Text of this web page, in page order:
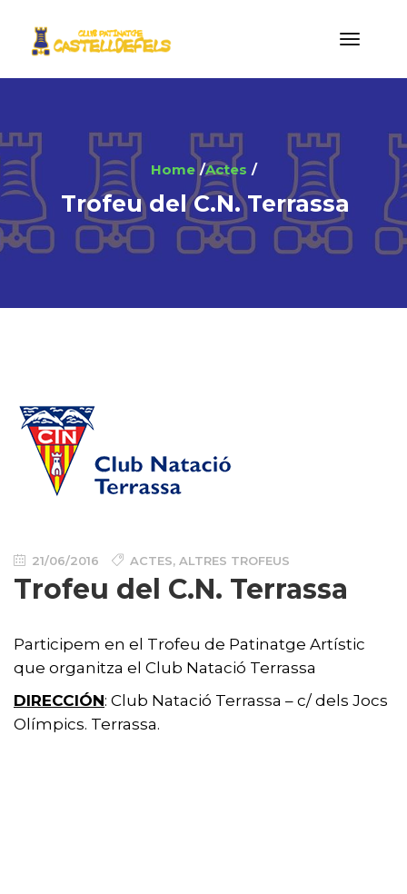
Home Actes
Trofeu del C.N. Terrassa
21/06/2016 ACTES, ALTRES TROFEUS
Trofeu del C.N. Terrassa
Participem en el Trofeu de Patinatge Artístic
que organitza el Club Natació Terrassa
DIRECCIÓN: Club Natació Terrassa – c/ dels Jocs
Olímpics. Terrassa.